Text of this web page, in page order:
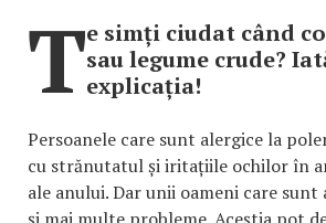
Te simți ciudat când
sau legume crude?
explicația!
Persoanele care sunt alergice la
cu strănutatul și iritațiile ochilor în
ale anului. Dar unii oameni care